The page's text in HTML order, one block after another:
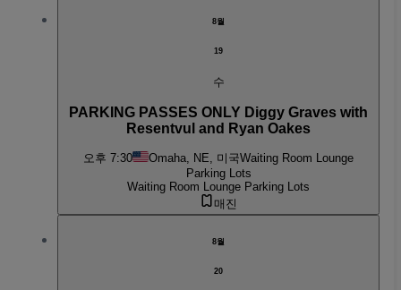
8월
19
수
PARKING PASSES ONLY Diggy Graves with
Resentvul and Ryan Oakes
오후 7:30 Omaha, NE, 미국Waiting Room Lounge
Parking Lots
Waiting Room Lounge Parking Lots
매진
8월
20